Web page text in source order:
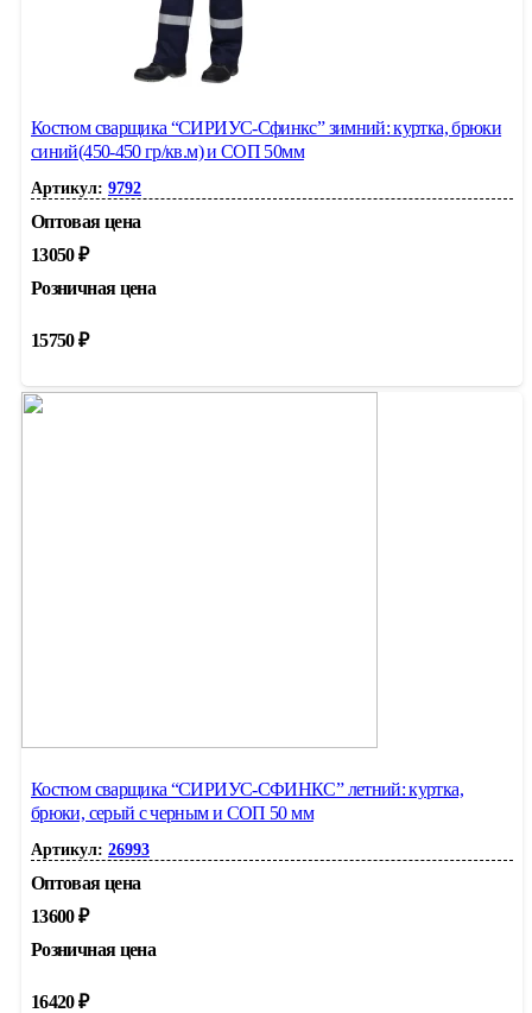
Костюм сварщика “СИРИУС-Сфинкс” зимний: куртка, брюки
синий(450-450 гр/кв.м) и СОП 50мм
Артикул: 9792
Оптовая цена
13050₽
Розничная цена
15750₽
Костюм сварщика “СИРИУС-СФИНКС” летний: куртка,
брюки, серый с черным и СОП 50 мм
Артикул: 26993
Оптовая цена
13600₽
Розничная цена
16420₽